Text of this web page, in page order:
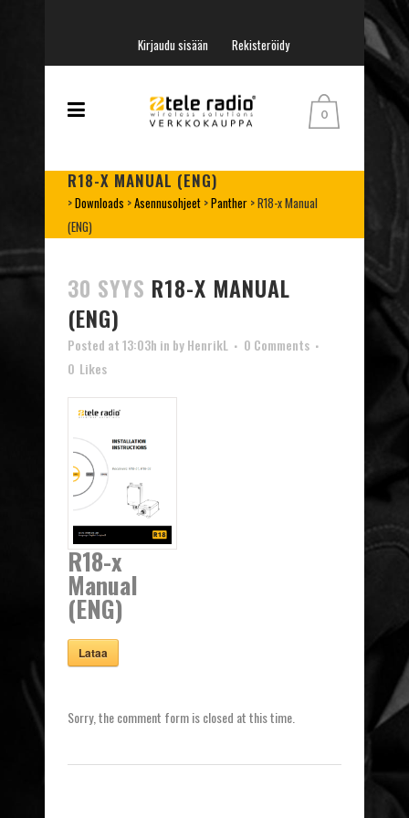
Kirjaudu sisään Rekisteröidy
0
R18-X MANUAL (ENG)
>Downloads >Asennusohjeet >Panther >R18-x Manual
(ENG)
30 SYYS R18-X MANUAL
(ENG)
Posted at 13:03h in byHenrikL
0 Comments
0 Likes
R18-x
Manual
(ENG)
Lataa
Sorry, the comment form is closed at this time.